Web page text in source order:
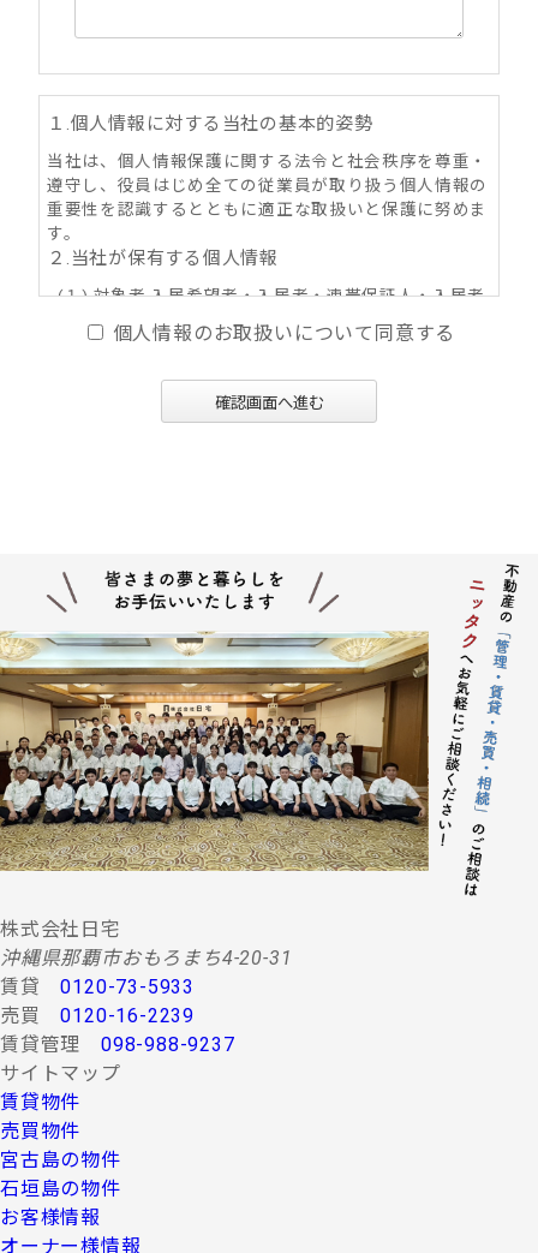
１.個人情報に対する当社の基本的姿勢
当社は、個人情報保護に関する法令と社会秩序を尊重・
遵守し、役員はじめ全ての従業員が取り扱う個人情報の
重要性を認識するとともに適正な取扱いと保護に努めま
す。
２.当社が保有する個人情報
(１) 対象者 入居希望者・入居者・連帯保証人・入居者
家族・同居人・不動産の所有者その他権利者
(２) 取得情報内容 住所・氏名・性別・生年月日・年
アドレス）・自宅電話番号・個人Ｅ-mail アドレス
(１) 不動産の賃貸、売買、交換、及びそれらの媒介・
代理、紹介、入居申込結果等の連絡、信用情報機
関への信用照会、物件の管理等に関する契約その
他取り決め事項の履行に必要な範囲における利用
並びに当社及び当社グループ会社（アパマンショ
ップ本部及び加盟企業を含む：以下同じ）が提供
する情報・サービスの提供。
(２) 当社グループ会社によるコンサルティング、調査
等に関する契約その他取り決め事項の履行に必要
な範囲における利用並びに情報・サービスの提
供。
(３) 当社グループ会社における広告・宣伝、その他当
社グループ会社より発送されるダイレクトメール
又は、Ｅ-mail、Ｗｅｂサイト等を利用した情報サ
ービスの提供。
(４) 当社グループ会社が行う顧客動向調査、市場調
査、商品開発等の分析データ並びに広告反響等の
各種調査。
(５) 前各項に定める利用目的の達成に必要な範囲にお
ける個人情報の第三者提供。
４.お客様の個人情報の第三者への提供
第三者への提供にあたっては、機密保持のために必要な
措置を講じます。なお、上記利用目的の達成に必要な範
囲内において業務委託先に情報を提供する場合など、法
令に反しない範囲で停止請求をお受けできないことがあ
ります。 お客様の個人情報は、上記利用目的のために以
下の者に対して書面または口頭もしくはその他媒体によ
個人情報のお取扱いについて同意する
確認画面へ進む
株式会社日宅
沖縄県那覇市おもろまち4-20-31
賃貸0120-73-5933
売買0120-16-2239
賃貸管理 098-988-9237
サイトマップ
賃貸物件
売買物件
宮古島の物件
石垣島の物件
お客様情報
オーナー様情報